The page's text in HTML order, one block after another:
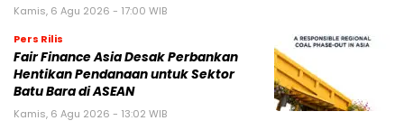
Kamis, 6 Agu 2026 - 17:00 WIB
Pers Rilis
Fair Finance Asia Desak Perbankan
Hentikan Pendanaan untuk Sektor
Batu Bara di ASEAN
Kamis, 6 Agu 2026 - 13:02 WIB